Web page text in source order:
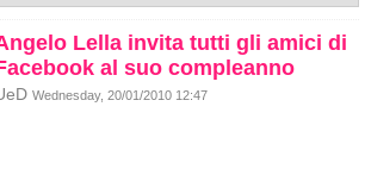
Lella invita tutti gli amici di
al suo compleanno
Wednesday, 20/01/2010 12:47